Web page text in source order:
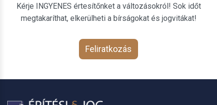
Kérje INGYENES értesítőnket a változásokról! Sok időt
megtakaríthat, elkerülheti a bírságokat és jogvitákat!
Feliratkozás